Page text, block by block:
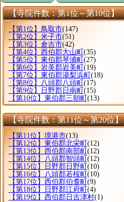
【寺院件数：第1位～第10位】
【第1位】鳥取市(147)
【第2位】米子市(51)
【第3位】倉吉市(42)
【第4位】西伯郡大山町 (35)
【第5位】東伯郡琴浦町 (27)
【第6位】岩美郡岩美町 (19)
【第7位】東伯郡湯梨浜町 (18)
【第8位】八頭郡八頭町 (17)
【第9位】日野郡日南町 (15)
【第10位】東伯郡三朝町 (13)
【寺院件数：第11位～第20位】
【第11位】境港市(13)
【第12位】東伯郡北栄町 (12)
【第13位】西伯郡南部町 (12)
【第14位】八頭郡智頭町 (12)
【第15位】日野郡日野町 (10)
【第16位】八頭郡若桜町 (10)
【第17位】西伯郡伯耆町 (9)
【第18位】日野郡江府町 (4)
【第19位】西伯郡日吉津村(1)